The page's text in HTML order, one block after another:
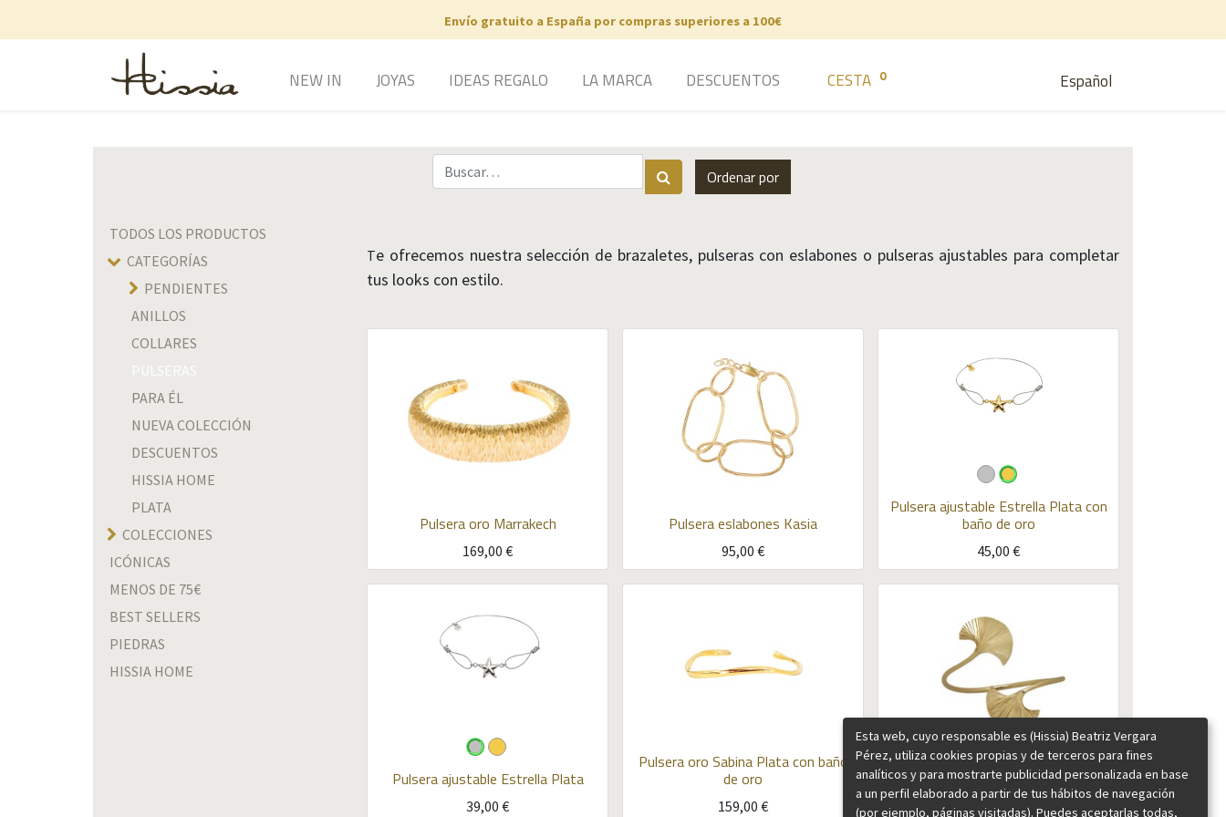
Envío gratuito a España por compras superiores a 100€
Español
NEW IN JOYAS IDEAS REGALO LA MARCA DESCUENTOS CESTA 0
Ordenar por
TODOS LOS PRODUCTOS
CATEGORÍAS
PENDIENTES
ANILLOS
COLLARES
PULSERAS
PARA ÉL
NUEVA COLECCIÓN
DESCUENTOS
HISSIA HOME
PLATA
COLECCIONES
ICÓNICAS
MENOS DE 75€
BEST SELLERS
PIEDRAS
HISSIA HOME
Te ofrecemos nuestra selección de brazaletes, pulseras con eslabones o pulseras ajustables para completar
tus looks con estilo.
Pulsera oro Marrakech
169,00 €
Pulsera eslabones Kasia
95,00 €
Pulsera ajustable Estrella Plata con
baño de oro
45,00 €
Pulsera ajustable Estrella Plata
39,00 €
Pulsera oro Sabina Plata con baño
de oro
159,00 €
Pulsera oro Carmen
125,00
Esta web, cuyo responsable es (Hissia) Beatriz Vergara
Pérez, utiliza cookies propias y de terceros para fines
analíticos y para mostrarte publicidad personalizada en base
a un perfil elaborado a partir de tus hábitos de navegación
(por ejemplo, páginas visitadas). Puedes aceptarlas todas,